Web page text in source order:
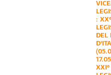
: XX°
DEL
XXI°